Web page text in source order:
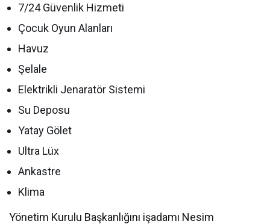
7/24 Güvenlik Hizmeti
Çocuk Oyun Alanları
Havuz
Şelale
Elektrikli Jenaratör Sistemi
Su Deposu
Yatay Gölet
Ultra Lüx
Ankastre
Klima
Yönetim Kurulu Başkanlığını işadamı Nesim